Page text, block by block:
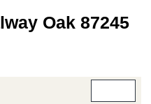
Oak 87245